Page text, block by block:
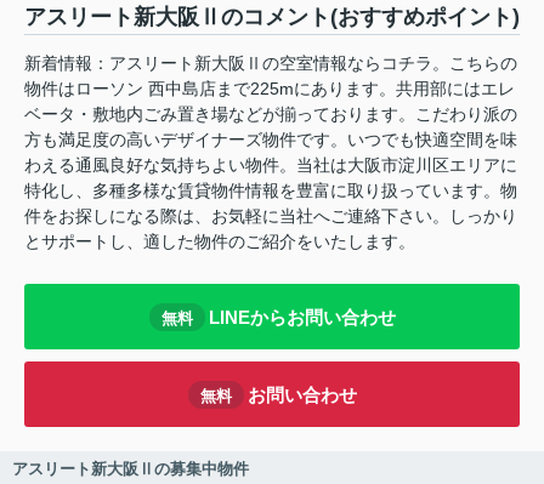
アスリート新大阪Ⅱのコメント(おすすめポイント)
新着情報：アスリート新大阪Ⅱの空室情報ならコチラ。こちらの
物件はローソン 西中島店まで225mにあります。共用部にはエレ
ベータ・敷地内ごみ置き場などが揃っております。こだわり派の
方も満足度の高いデザイナーズ物件です。いつでも快適空間を味
わえる通風良好な気持ちよい物件。当社は大阪市淀川区エリアに
特化し、多種多様な賃貸物件情報を豊富に取り扱っています。物
件をお探しになる際は、お気軽に当社へご連絡下さい。しっかり
とサポートし、適した物件のご紹介をいたします。
無料 LINEからお問い合わせ
無料 お問い合わせ
アスリート新大阪Ⅱの募集中物件